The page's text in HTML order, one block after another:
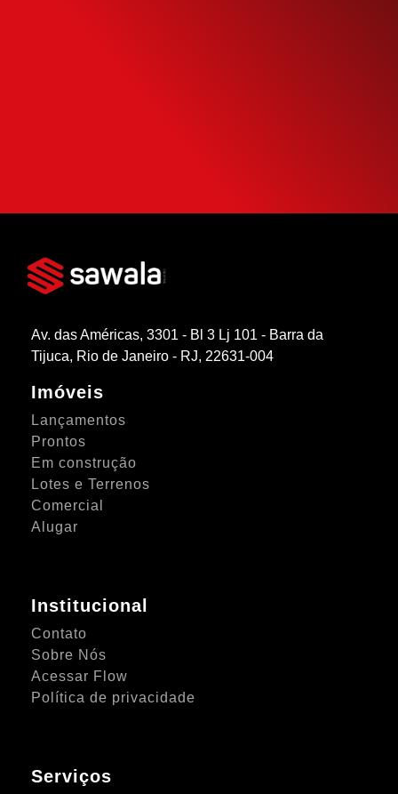
Av. das Américas, 3301 - Bl 3 Lj 101 - Barra da
Tijuca, Rio de Janeiro - RJ, 22631-004
Imóveis
Lançamentos
Prontos
Em construção
Lotes e Terrenos
Comercial
Alugar
Institucional
Contato
Sobre Nós
Acessar Flow
Política de privacidade
Serviços